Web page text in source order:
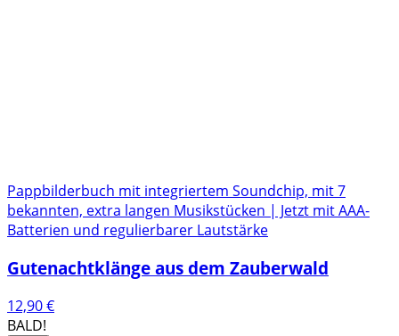
Pappbilderbuch mit integriertem Soundchip, mit 7
bekannten, extra langen Musikstücken | Jetzt mit AAA-
Batterien und regulierbarer Lautstärke
Gutenachtklänge aus dem Zauberwald
12,90€
BALD!